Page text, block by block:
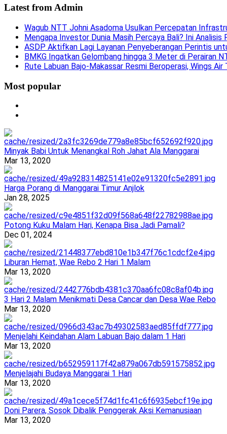
Latest from Admin
Wagub NTT Johni Asadoma Usulkan Percepatan
Mengapa Investor Dunia Masih Percaya Bali? Ini Analisis
ASDP Aktifkan Lagi Layanan Penyeberangan Perintis
BMKG Ingatkan Gelombang hingga 3 Meter di Perairan
Rute Labuan Bajo-Makassar Resmi Beroperasi, Wings
Most popular
Minyak Babi Untuk Menangkal Roh Jahat Ala Manggarai
Mar 13, 2020
Harga Porang di Manggarai Timur Anjlok
Jan 28, 2025
Potong Kuku Malam Hari, Kenapa Bisa Jadi Pamali?
Dec 01, 2024
Liburan Hemat, Wae Rebo 2 Hari 1 Malam
Mar 13, 2020
3 Hari 2 Malam Menikmati Desa Cancar dan Desa Wae Rebo
Mar 13, 2020
Menjelahi Keindahan Alam Labuan Bajo dalam 1 Hari
Mar 13, 2020
Menjelajahi Budaya Manggarai 1 Hari
Mar 13, 2020
Doni Parera, Sosok Dibalik Penggerak Aksi Kemanusiaan
Mar 13, 2020